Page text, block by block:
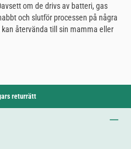
om de drivs av batteri, gas
och slutför processen på några
återvända till sin mamma eller
returrätt